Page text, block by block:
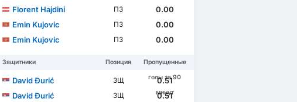
Florent Hajdini
ПЗ
0.00
Emin Kujovic
ПЗ
0.00
Emin Kujovic
ПЗ 0.00
Защитники Позиция
Пропущенные
голы за 90
минут
David Đurić ЗЩ
0.51
David Đurić
ЗЩ
0.51